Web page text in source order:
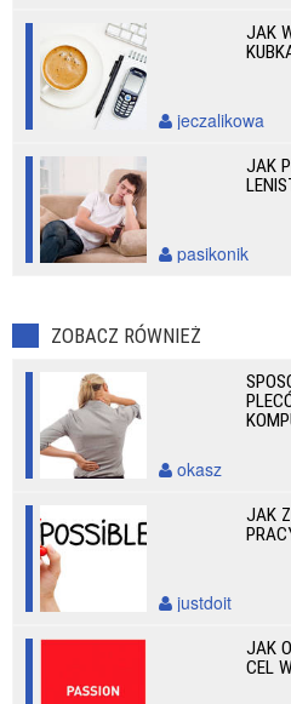
JAK
jeczalikowa
JAK
pasikonik
ZOBACZ RÓWNIEŻ
okasz
JAK
justdoit
JAK
CEL